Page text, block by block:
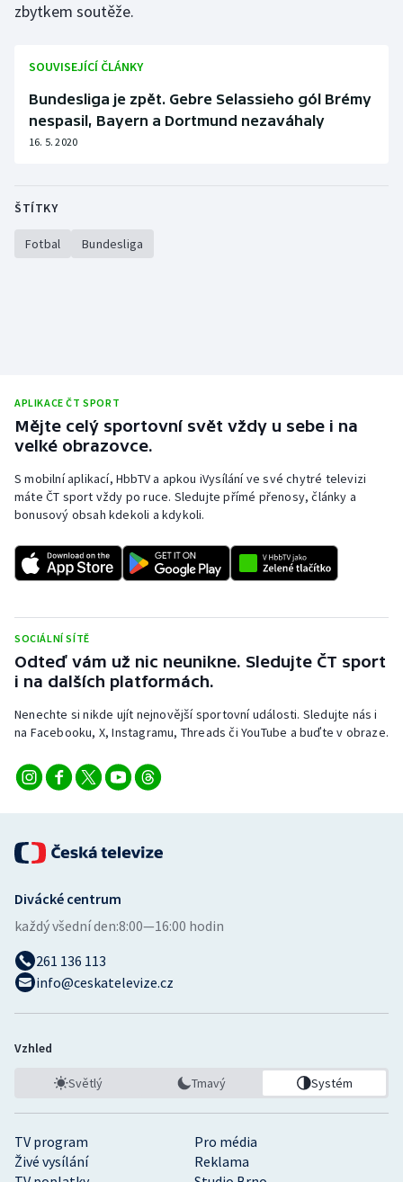
zbytkem soutěže.
SOUVISEJÍCÍ ČLÁNKY
Bundesliga je zpět. Gebre Selassieho gól Brémy
nespasil, Bayern a Dortmund nezaváhaly
16. 5. 2020
ŠTÍTKY
Fotbal Bundesliga
APLIKACE ČT SPORT
Mějte celý sportovní svět vždy u sebe i na
velké obrazovce.
S mobilní aplikací, HbbTV a apkou iVysílání ve své chytré televizi
máte ČT sport vždy po ruce. Sledujte přímé přenosy, články a
bonusový obsah kdekoli a kdykoli.
SOCIÁLNÍ SÍTĚ
Odteď vám už nic neunikne. Sledujte ČT sport
i na dalších platformách.
Nenechte si nikde ujít nejnovější sportovní události. Sledujte nás i
na Facebooku, X, Instagramu, Threads či YouTube a buďte v obraze.
TV program
Pro média
Živé vysílání
Reklama
Divácké centrum
každý všední den:8:00—16:00 hodin
261 136 113
info@ceskatelevize.cz
Vzhled
Světlý Tmavý Systém